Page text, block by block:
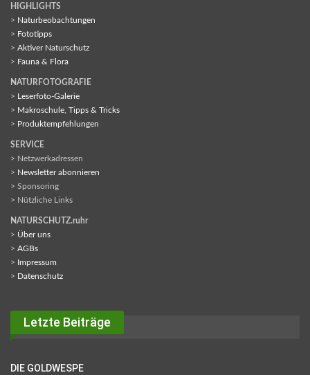
HIGHLIGHTS
> Naturbeobachtungen
> Fototipps
> Aktiver Naturschutz
> Fauna & Flora
NATURFOTOGRAFIE
> Leserfoto-Galerie
> Makroschule, Tipps & Tricks
> Produktempfehlungen
SERVICE
> Netzwerkadressen
> Newsletter abonnieren
> Sponsoring
> Nützliche Links
NATURSCHUTZ.ruhr
> Über uns
> AGBs
> Impressum
> Datenschutz
Letzte Beiträge
DIE GOLDWESPE